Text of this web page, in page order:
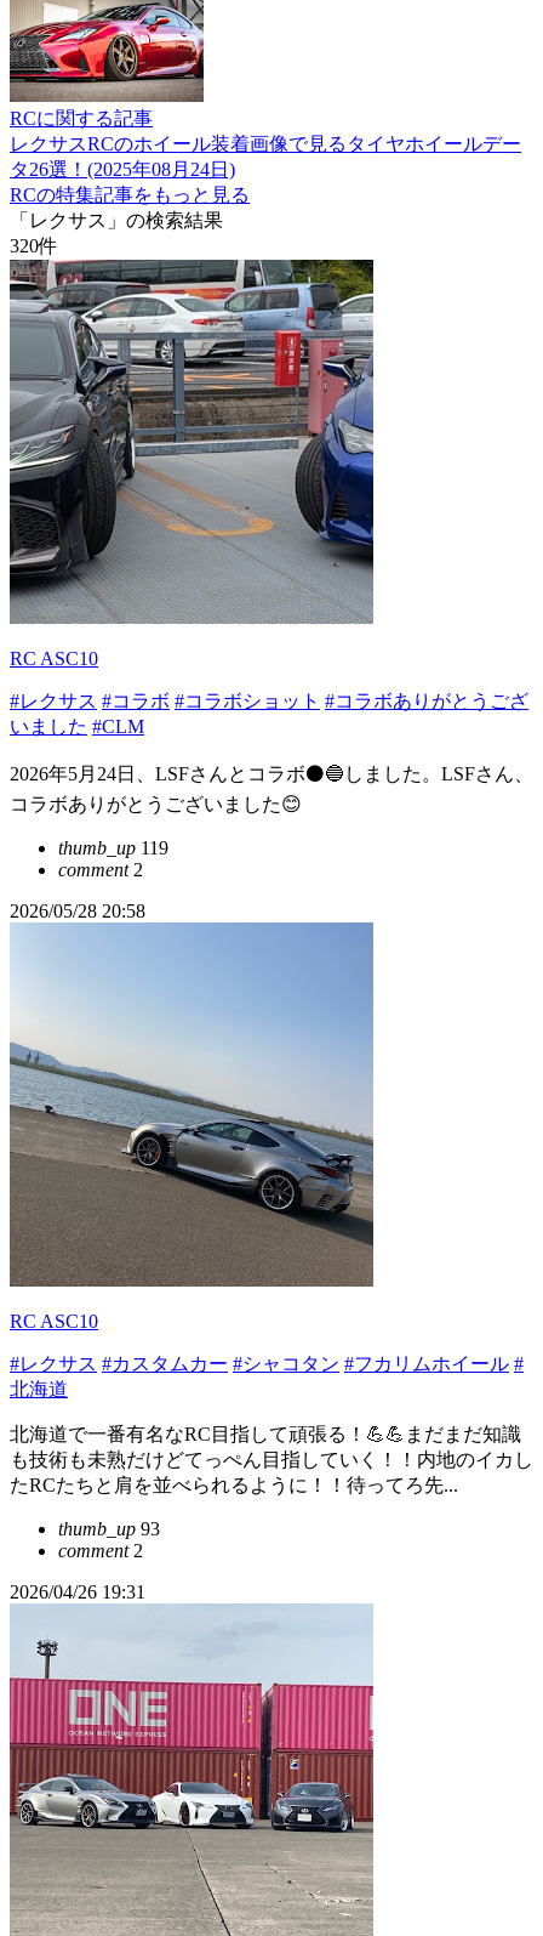
RCに関する記事
レクサスRCのホイール装着画像で見るタイヤホイールデー
タ26選！(2025年08月24日)
RCの特集記事をもっと見る
「レクサス」の検索結果
320件
RC ASC10
#レクサス #コラボ #コラボショット #コラボありがとうござ
いました #CLM
2026年5月24日、LSFさんとコラボ⚫️🔵しました。LSFさん、
コラボありがとうございました😊
thumb_up 119
comment2
2026/05/28 20:58
RC ASC10
#レクサス #カスタムカー #シャコタン #フカリムホイール #
北海道
北海道で一番有名なRC目指して頑張る！💪💪まだまだ知識
も技術も未熟だけどてっぺん目指していく！！内地のイカし
たRCたちと肩を並べられるように！！待ってろ先...
thumb_up 93
comment2
2026/04/26 19:31